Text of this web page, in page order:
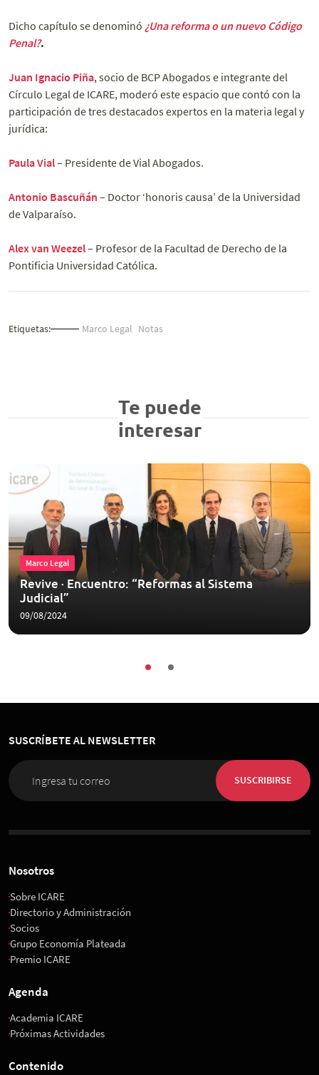
Dicho capítulo se denominó ¿Una reforma o un nuevo Código
Penal?.
Juan Ignacio Piña, socio de BCP Abogados e integrante del
Círculo Legal de ICARE, moderó este espacio que contó con la
participación de tres destacados expertos en la materia legal y
jurídica:
Paula Vial– Presidente de Vial Abogados.
Antonio Bascuñán – Doctor ‘honoris causa’ de la Universidad
de Valparaíso.
Alex van Weezel– Profesor de la Facultad de Derecho de la
Pontificia Universidad Católica.
Etiquetas: Marco Legal Notas
Te puede
interesar
Marco Legal
Revive ∙ Encuentro: “Reformas al Sistema
Judicial”
09/08/2024
SUSCRÍBETE AL NEWSLETTER
SUSCRIBIRSE
Nosotros
Sobre ICARE
Directorio y Administración
Socios
Grupo Economía Plateada
Premio ICARE
Agenda
Academia ICARE
Próximas Actividades
Contenido